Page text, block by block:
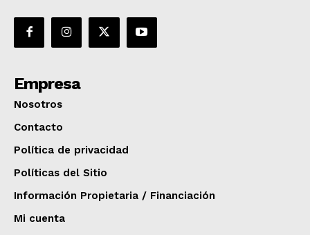
Empresa
Nosotros
Contacto
Política de privacidad
Políticas del Sitio
Información Propietaria / Financiación
Mi cuenta